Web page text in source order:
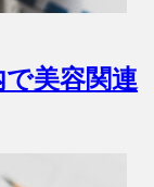
美容関連